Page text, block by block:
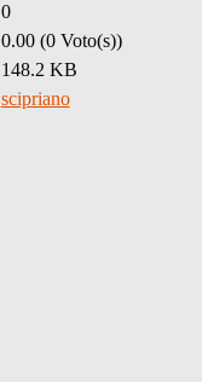
0
0.00 (0 Voto(s))
148.2 KB
scipriano